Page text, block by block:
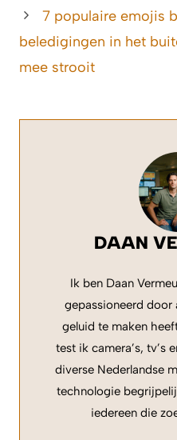
7 populaire emojis
beledigingen in het
mee strooit
DAAN
Ik ben Daan
gepassioneerd door
geluid te maken
test ik camera’s, tv’s
diverse Nederlandse
technologie
iedereen die